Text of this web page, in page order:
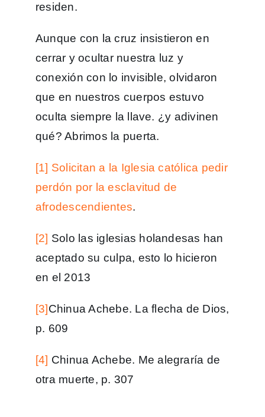
residen.
Aunque con la cruz insistieron en
cerrar y ocultar nuestra luz y
conexión con lo invisible, olvidaron
que en nuestros cuerpos estuvo
oculta siempre la llave. ¿y adivinen
qué? Abrimos la puerta.
[1] Solicitan a la Iglesia católica pedir
perdón por la esclavitud de
afrodescendientes.
[2] Solo las iglesias holandesas han
aceptado su culpa, esto lo hicieron
en el 2013
[3]Chinua Achebe. La flecha de Dios,
p. 609
[4] Chinua Achebe. Me alegraría de
otra muerte, p. 307